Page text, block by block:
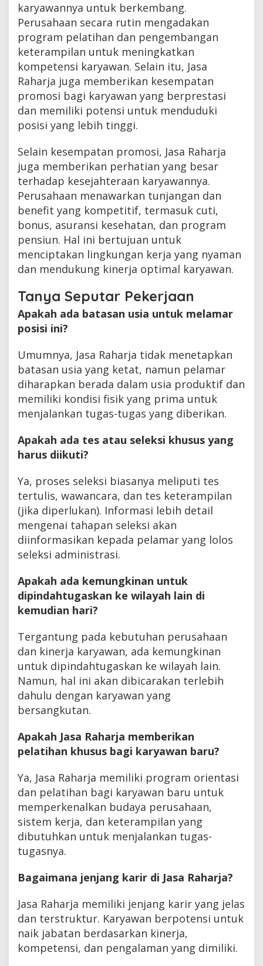
karyawannya untuk berkembang.
Perusahaan secara rutin mengadakan
program pelatihan dan pengembangan
keterampilan untuk meningkatkan
kompetensi karyawan. Selain itu, Jasa
Raharja juga memberikan kesempatan
promosi bagi karyawan yang berprestasi
dan memiliki potensi untuk menduduki
posisi yang lebih tinggi.
Selain kesempatan promosi, Jasa Raharja
juga memberikan perhatian yang besar
terhadap kesejahteraan karyawannya.
Perusahaan menawarkan tunjangan dan
benefit yang kompetitif, termasuk cuti,
bonus, asuransi kesehatan, dan program
pensiun. Hal ini bertujuan untuk
menciptakan lingkungan kerja yang nyaman
dan mendukung kinerja optimal karyawan.
Tanya Seputar Pekerjaan
Apakah ada batasan usia untuk melamar
posisi ini?
Umumnya, Jasa Raharja tidak menetapkan
batasan usia yang ketat, namun pelamar
diharapkan berada dalam usia produktif dan
memiliki kondisi fisik yang prima untuk
menjalankan tugas-tugas yang diberikan.
Apakah ada tes atau seleksi khusus yang
harus diikuti?
Ya, proses seleksi biasanya meliputi tes
tertulis, wawancara, dan tes keterampilan
(jika diperlukan). Informasi lebih detail
mengenai tahapan seleksi akan
diinformasikan kepada pelamar yang lolos
seleksi administrasi.
Apakah ada kemungkinan untuk
dipindahtugaskan ke wilayah lain di
kemudian hari?
Tergantung pada kebutuhan perusahaan
dan kinerja karyawan, ada kemungkinan
untuk dipindahtugaskan ke wilayah lain.
Namun, hal ini akan dibicarakan terlebih
dahulu dengan karyawan yang
bersangkutan.
Apakah Jasa Raharja memberikan
pelatihan khusus bagi karyawan baru?
Ya, Jasa Raharja memiliki program orientasi
dan pelatihan bagi karyawan baru untuk
memperkenalkan budaya perusahaan,
sistem kerja, dan keterampilan yang
dibutuhkan untuk menjalankan tugas-
tugasnya.
Bagaimana jenjang karir di Jasa Raharja?
Jasa Raharja memiliki jenjang karir yang jelas
dan terstruktur. Karyawan berpotensi untuk
naik jabatan berdasarkan kinerja,
kompetensi, dan pengalaman yang dimiliki.